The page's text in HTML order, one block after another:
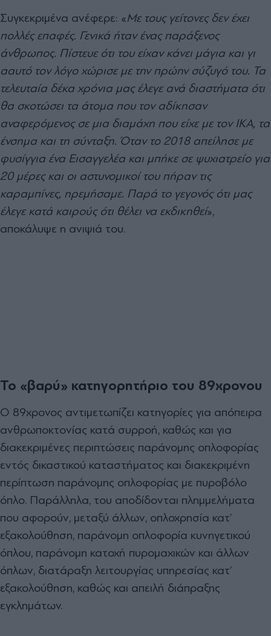
Συγκεκριμένα ανέφερε: «Με τους γείτονες δεν έχει
πολλές επαφές. Γενικά ήταν ένας παράξενος
άνθρωπος. Πίστευε ότι του είχαν κάνει μάγια και γι
ααυτό τον λόγο χώρισε με την πρώην σύζυγό του. Τα
τελευταία δέκα χρόνια μας έλεγε ανά διαστήματα ότι
θα σκοτώσει τα άτομα που τον αδίκησαν
αναφερόμενος σε μια διαμάχη που είχε με τον ΙΚΑ, τα
ένσημα και τη σύνταξη. Όταν το 2018 απείλησε με
φυσίγγια ένα Εισαγγελέα και μπήκε σε ψυχιατρείο για
20 μέρες και οι αστυνομικοί του πήραν τις
καραμπίνες, ηρεμήσαμε. Παρά το γεγονός ότι μας
έλεγε κατά καιρούς ότι θέλει να εκδικηθεί»,
αποκάλυψε η ανιψιά του.
Το «βαρύ» κατηγορητήριο του 89χρονου
Ο 89χρονος αντιμετωπίζει κατηγορίες για απόπειρα
ανθρωποκτονίας κατά συρροή, καθώς και για
διακεκριμένες περιπτώσεις παράνομης οπλοφορίας
εντός δικαστικού καταστήματος και διακεκριμένη
περίπτωση παράνομης οπλοφορίας με πυροβόλο
όπλο. Παράλληλα, του αποδίδονται πλημμελήματα
που αφορούν, μεταξύ άλλων, οπλοχρησία κατ’
εξακολούθηση, παράνομη οπλοφορία κυνηγετικού
όπλου, παράνομη κατοχή πυρομαχικών και άλλων
όπλων, διατάραξη λειτουργίας υπηρεσίας κατ’
εξακολούθηση, καθώς και απειλή διάπραξης
εγκλημάτων.